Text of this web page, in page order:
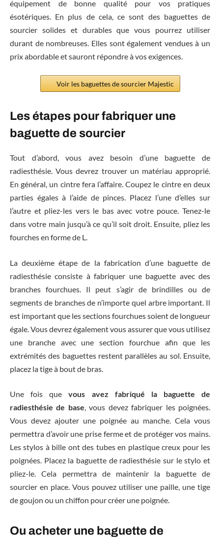
équipement de bonne qualité pour vos pratiques
ésotériques. En plus de cela, ce sont des baguettes de
sourcier solides et durables que vous pourrez utiliser
durant de nombreuses. Elles sont également vendues à un
prix abordable et sauront répondre à vos exigences.
Voir les baguettes de sourcier Majestic
Les étapes pour fabriquer une
baguette de sourcier
Tout d’abord, vous avez besoin d’une baguette de
radiesthésie. Vous devrez trouver un matériau approprié.
En général, un cintre fera l’affaire. Coupez le cintre en deux
parties égales à l’aide de pinces. Placez l’une d’elles sur
l’autre et pliez-les vers le bas avec votre pouce. Tenez-le
dans votre main jusqu’à ce qu’il soit droit. Ensuite, pliez les
fourches en forme de L.
La deuxième étape de la fabrication d’une baguette de
radiesthésie consiste à fabriquer une baguette avec des
branches fourchues. Il peut s’agir de brindilles ou de
segments de branches de n’importe quel arbre important. Il
est important que les sections fourchues soient de longueur
égale. Vous devrez également vous assurer que vous utilisez
une branche avec une section fourchue afin que les
extrémités des baguettes restent parallèles au sol. Ensuite,
placez la tige à bout de bras.
Une fois quevous avez fabriqué la baguette de
radiesthésie de base, vous devez fabriquer les poignées.
Vous devez ajouter une poignée au manche. Cela vous
permettra d’avoir une prise ferme et de protéger vos mains.
Les stylos à bille ont des tubes en plastique creux pour les
poignées. Placez la baguette de radiesthésie sur le stylo et
pliez-le. Cela permettra de maintenir la baguette de
sourcier en place. Vous pouvez utiliser une paille, une tige
de goujon ou un chiffon pour créer une poignée.
Ou acheter une baguette de